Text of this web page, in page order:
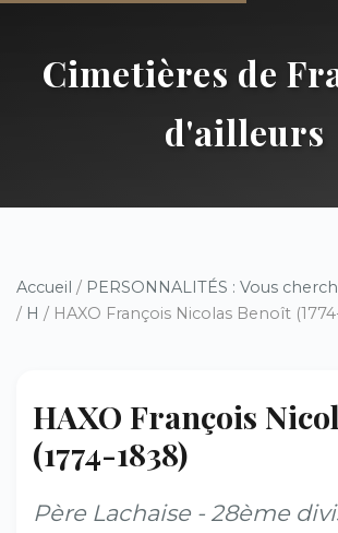
Cimetières de
d'ailleurs
Accueil / PERSONNALITÉS : Vous
/ H / HAXO François Nicolas Benoît
HAXO François
(1774-1838)
Père Lachaise - 28ème